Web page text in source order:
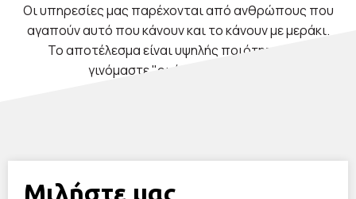
Οι υπηρεσίες μας παρέχονται από ανθρώπους που
αγαπούν αυτό που κάνουν και το κάνουν με μεράκι.
Το αποτέλεσμα είναι υψηλής ποιότητας και
γινόμαστε "οι άνθρωποι σας".
Μιλήστε μας